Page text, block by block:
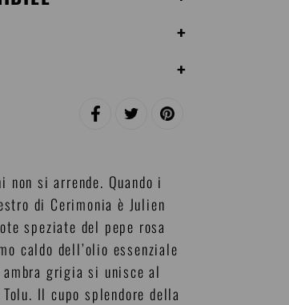
+
+
CONDIVIDITWITTA PINNA
si arrende. Quando i
di Cerimonia è Julien
speziate del pepe rosa
caldo dell’olio essenziale
grigia si unisce al
Il cupo splendore della